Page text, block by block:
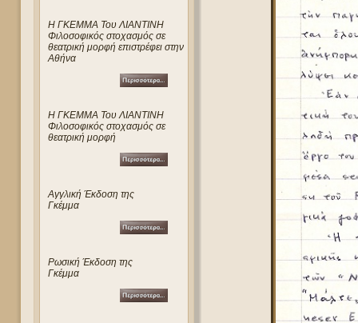
Η ΓΚΕΜΜΑ Του ΛΙΑΝΤΙΝΗ
Φιλοσοφικός στοχασμός σε
θεατρική μορφή επιστρέφει στην
Αθήνα
Η ΓΚΕΜΜΑ Του ΛΙΑΝΤΙΝΗ
Φιλοσοφικός στοχασμός σε
θεατρική μορφή
Αγγλική Έκδοση της
Γκέμμα
Ρωσική Έκδοση της
Γκέμμα